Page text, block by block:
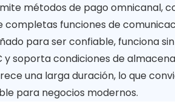
métodos de pago omnicanal,
completas funciones de
para ser confiable, funciona
y soporta condiciones de
una larga duración, lo que
para negocios modernos.